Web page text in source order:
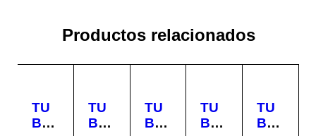
Productos relacionados
TU
BO
TU
BO
TU
BO
TU
BO
TU
BO